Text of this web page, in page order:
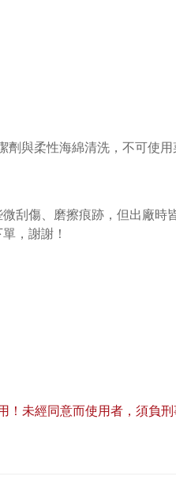
劑與柔性海綿清洗，不可使
刮傷、磨擦痕跡，但出廠
，謝謝！
！未經同意而使用者，須負